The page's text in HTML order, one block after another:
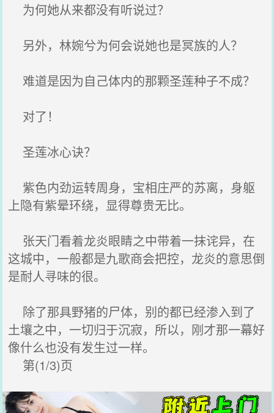
为何她从来都没有听说过？
另外，林婉兮为何会说她也是冥族的人？
难道是因为自己体内的那颗圣莲种子不成？
对了！
圣莲冰心诀？
紫色内劲运转周身，宝相庄严的苏离，身躯
上隐有紫晕环绕，显得尊贵无比。
张天门看着龙炎眼睛之中带着一抹诧异，在
这城中，一般都是九歌商会把控，龙炎的意思倒
是耐人寻味的很。
除了那具野猪的尸体，别的都已经渗入到了
土壤之中，一切归于沉寂，所以，刚才那一幕好
像什么也没有发生过一样。
第(1/3)页